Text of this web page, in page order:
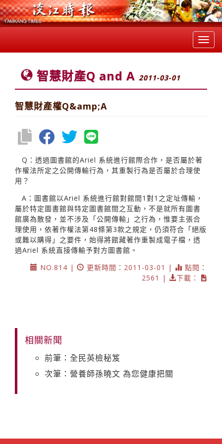
智慧財產Q and A 2011-03-01
智慧財產權Q&amp;A
Q：透過圖書館的Ariel 系統進行館際合作，是否屬於著
作權法所定之公開傳輸行為，其重製行為是否屬於合理使
用？
A：圖書館以Ariel 系統進行館對館間1對1之定址傳輸，
屬於特定圖書館與特定圖書館間之互動，不是就所有圖書
館廣為散發，並不涉及「公開傳輸」之行為，惟要主張合
理使用，依著作權法第48條第3款之規定，仍須符合「絕版
或難以購得」之要件，始得將館藏著作重製成電子檔，透
過Ariel 系統直接傳輸予對方圖書館。
NO.814 |
更新時間：2011-03-01 |
點閱：
2561 |
下載：
相關新聞
前筆：全民英檢秘笈
次筆：營養師孫曉文 為您健康把關